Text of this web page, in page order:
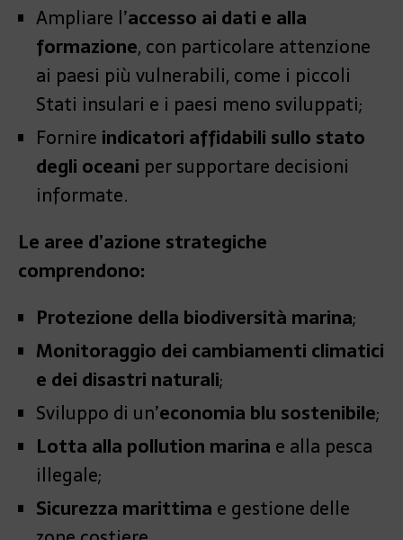
Ampliare l’accesso ai dati e alla
formazione, con particolare attenzione
ai paesi più vulnerabili, come i piccoli
Stati insulari e i paesi meno sviluppati;
Fornire indicatori affidabili sullo stato
degli oceani per supportare decisioni
informate.
Le aree d’azione strategiche
comprendono:
Protezione della biodiversità marina;
Monitoraggio dei cambiamenti climatici
e dei disastri naturali;
Sviluppo di un’economia blu sostenibile;
Lotta alla pollution marina e alla pesca
illegale;
Sicurezza marittima e gestione delle